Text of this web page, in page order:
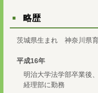
略歴
茨城県生まれ 神奈川県
平成16年
明治大学法学部卒業後
経理部に勤務